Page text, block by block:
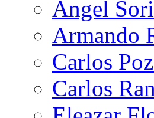
Ángel
Armando
Carlos
Carlos